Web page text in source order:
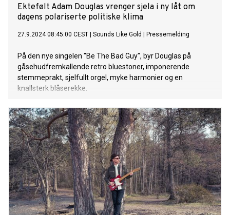
Ektefølt Adam Douglas vrenger sjela i ny låt om
dagens polariserte politiske klima
27.9.2024 08:45:00 CEST Sounds Like Gold Pressemelding
På den nye singelen "Be The Bad Guy", byr Douglas på
gåsehudfremkallende retro bluestoner, imponerende
stemmeprakt, sjelfullt orgel, myke harmonier og en
knallsterk blåserekke.